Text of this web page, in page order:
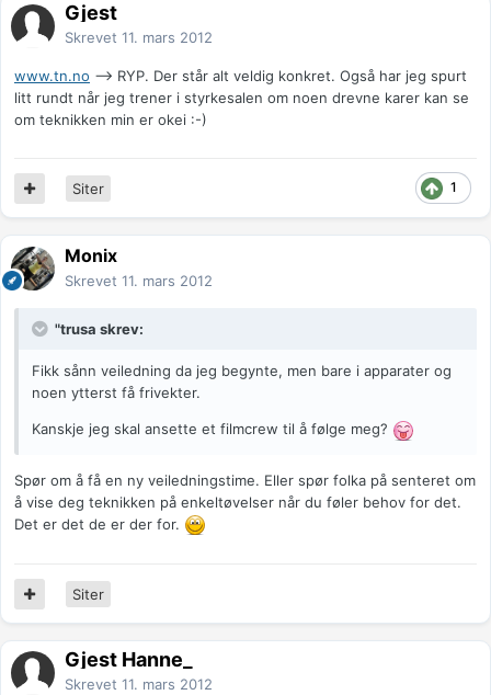
Gjest
Skrevet 11. mars 2012
www.tn.no --> RYP. Der står alt veldig konkret. Også har jeg spurt
litt rundt når jeg trener i styrkesalen om noen drevne karer kan se
om teknikken min er okei :-)
1
Siter
Monix
Skrevet 11. mars 2012
"trusa skrev:
Fikk sånn veiledning da jeg begynte, men bare i apparater og
noen ytterst få frivekter.
Kanskje jeg skal ansette et filmcrew til å følge meg?
Spør om å få en ny veiledningstime. Eller spør folka på senteret om
å vise deg teknikken på enkeltøvelser når du føler behov for det.
Det er det de er der for.
Siter
Gjest Hanne_
Skrevet 11. mars 2012